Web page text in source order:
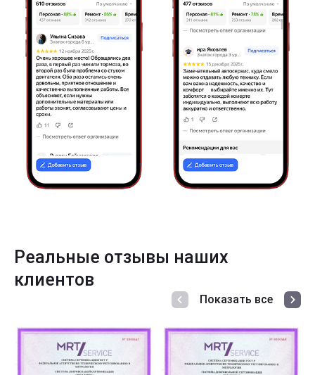
Реальные отзывы наших
клиентов
Показать все